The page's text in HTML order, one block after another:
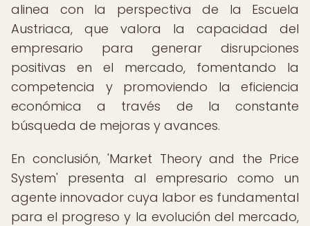
alinea con la perspectiva de la Escuela
Austriaca, que valora la capacidad del
empresario para generar disrupciones
positivas en el mercado, fomentando la
competencia y promoviendo la eficiencia
económica a través de la constante
búsqueda de mejoras y avances.
En conclusión, 'Market Theory and the Price
System' presenta al empresario como un
agente innovador cuya labor es fundamental
para el progreso y la evolución del mercado,